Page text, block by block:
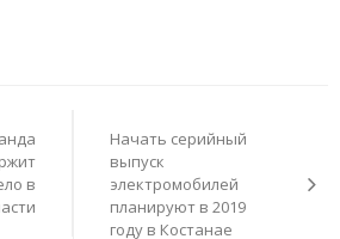
в
Начать серийный
выпуск
электромобилей
планируют в 2019
году в Костанае